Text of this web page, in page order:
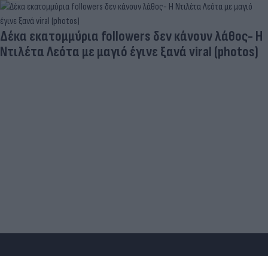
«Στην pole position για Κωνσταντέλια η
Ντόρτμουντ»